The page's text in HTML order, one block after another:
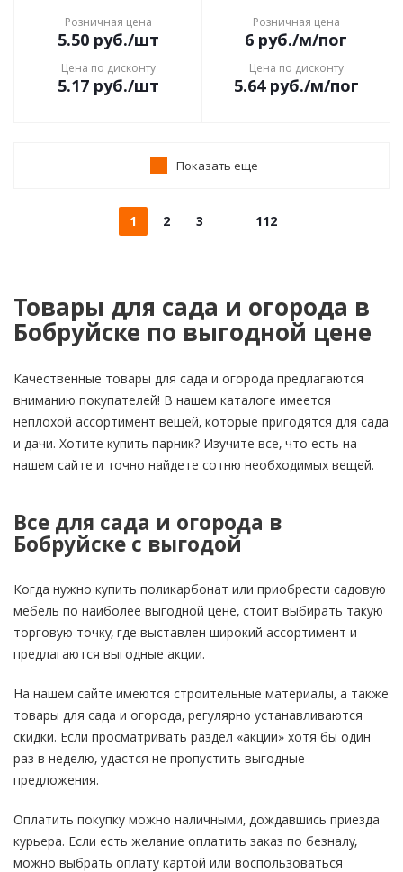
Розничная цена
5.50руб./шт
Цена по дисконту
5.17руб./шт
Розничная цена
6 руб./м/пог
Цена по дисконту
5.64руб./м/пог
Показать еще
1 2 3 112
Товары для сада и огорода в
Бобруйске по выгодной цене
Качественные товары для сада и огорода предлагаются
вниманию покупателей! В нашем каталоге имеется
неплохой ассортимент вещей, которые пригодятся для сада
и дачи. Хотите купить парник? Изучите все, что есть на
нашем сайте и точно найдете сотню необходимых вещей.
Все для сада и огорода в
Бобруйске с выгодой
Когда нужно купить поликарбонат или приобрести садовую
мебель по наиболее выгодной цене, стоит выбирать такую
торговую точку, где выставлен широкий ассортимент и
предлагаются выгодные акции.
На нашем сайте имеются строительные материалы, а также
товары для сада и огорода, регулярно устанавливаются
скидки. Если просматривать раздел «акции» хотя бы один
раз в неделю, удастся не пропустить выгодные
предложения.
Оплатить покупку можно наличными, дождавшись приезда
курьера. Если есть желание оплатить заказ по безналу,
можно выбрать оплату картой или воспользоваться